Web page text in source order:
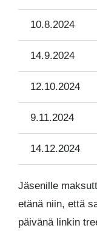
10.8.2024
14.9.2024
12.10.2024
9.11.2024
14.12.2024
Jäsenille
etänä niin, että
päivänä linkin